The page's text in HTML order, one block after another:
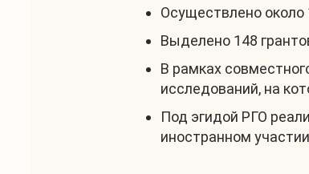
Осуществлено около
Выделено 148
В рамках
исследований, на
Под эгидой РГО
иностранном